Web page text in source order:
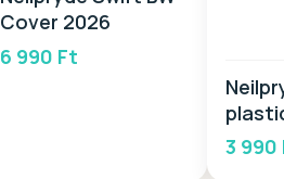
Cover 2026
6 990 Ft
3 990